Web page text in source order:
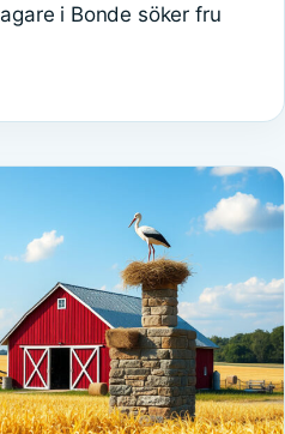
i Bonde söker fru